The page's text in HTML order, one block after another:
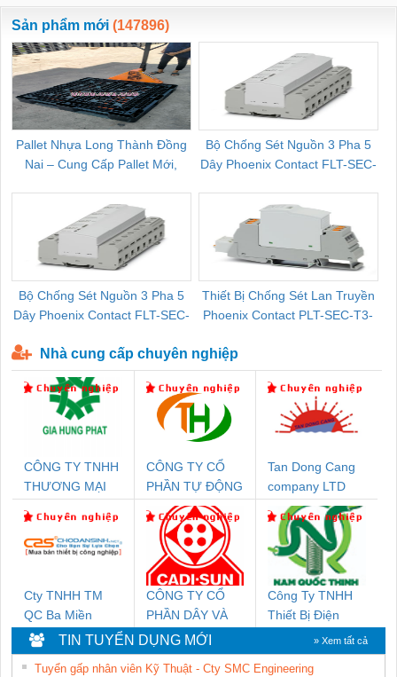
ewara
CHUA CHAY
Sản phẩm mới (147896)
Pallet Nhựa Long Thành Đồng
Nai – Cung Cấp Pallet Mới,
Bộ Chống Sét Nguồn 3 Pha 5
Dây Phoenix Contact FLT-SEC-
Bộ Chống Sét Nguồn 3 Pha 5
Dây Phoenix Contact FLT-SEC-
Thiết Bị Chống Sét Lan Truyền
Phoenix Contact PLT-SEC-T3-
Nhà cung cấp chuyên nghiệp
CÔNG TY TNHH
THƯƠNG MẠI
THUẬT ĐIỆN CƠ
GIA HƯNG PHÁT
CÔNG TY CỔ
PHẦN TỰ ĐỘNG
TIẾN HƯNG
Tan Dong Cang
company LTD
Cty TNHH TM
QC Ba Miền
CÔNG TY CỔ
PHẦN DÂY VÀ
CÁP ĐIỆN
THƯỢNG ĐÌNH
Công Ty TNHH
Thiết Bị Điện
Nam Quốc Thịnh
TIN TUYỂN DỤNG MỚI » Xem tất cả
Tuyển gấp nhân viên Kỹ Thuật - Cty SMC Engineering